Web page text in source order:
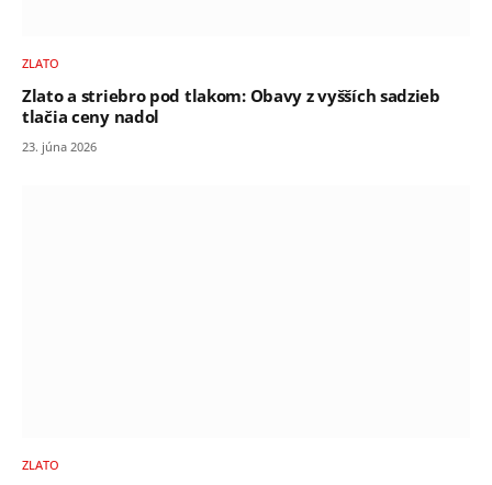
ZLATO
Zlato a striebro pod tlakom: Obavy z vyšších sadzieb
tlačia ceny nadol
23. júna 2026
ZLATO